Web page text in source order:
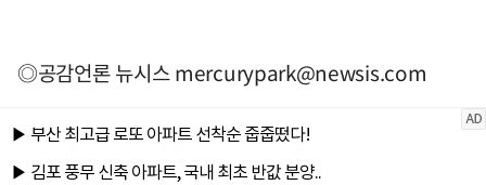
◎공감언론 뉴시스mercurypark@newsis.com